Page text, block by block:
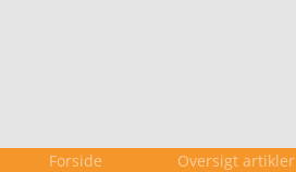
Forside
Oversigt artikler